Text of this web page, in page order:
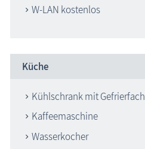
W-LAN kostenlos
Küche
Kühlschrank mit Gefrierfach
Kaffeemaschine
Wasserkocher